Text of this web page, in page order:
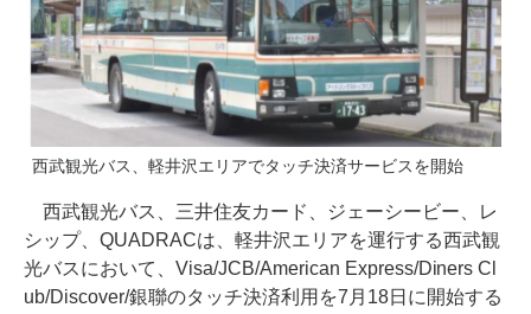
西武観光バス、軽井沢エリアでタッチ決済サービスを開始
西武観光バス、三井住友カード、ジェーシービー、レ
シップ、QUADRACは、軽井沢エリアを運行する西武観
光バスにおいて、Visa/JCB/American Express/Diners Cl
ub/Discover/銀聯のタッチ決済利用を7月18日に開始する